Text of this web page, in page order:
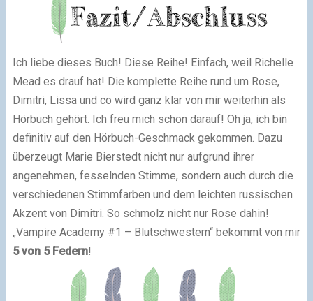
Ich liebe dieses Buch! Diese Reihe! Einfach, weil Richelle
Mead es drauf hat! Die komplette Reihe rund um Rose,
Dimitri, Lissa und co wird ganz klar von mir weiterhin als
Hörbuch gehört. Ich freu mich schon darauf! Oh ja, ich bin
definitiv auf den Hörbuch-Geschmack gekommen. Dazu
überzeugt Marie Bierstedt nicht nur aufgrund ihrer
angenehmen, fesselnden Stimme, sondern auch durch die
verschiedenen Stimmfarben und dem leichten russischen
Akzent von Dimitri. So schmolz nicht nur Rose dahin!
„Vampire Academy #1 – Blutschwestern“ bekommt von mir
5 von 5 Federn!